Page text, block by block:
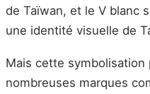
de Taïwan, et le V blanc
une identité visuelle de
Mais cette symbolisation
nombreuses marques